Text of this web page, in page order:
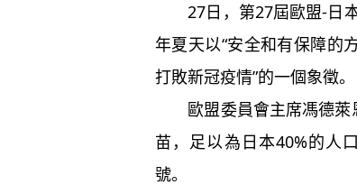
27日，第27屆歐盟-日本
年夏天以“安全和有保障的
打敗新冠疫情”的一個象徵。
歐盟委員會主席馮德萊
苗，足以為日本40%的人
號。